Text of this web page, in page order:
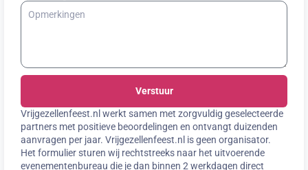
Verstuur
Vrijgezellenfeest.nl werkt samen met zorgvuldig geselecteerde
partners met positieve beoordelingen en ontvangt duizenden
aanvragen per jaar. Vrijgezellenfeest.nl is geen organisator.
Het formulier sturen wij rechtstreeks naar het uitvoerende
evenementenbureau die je dan binnen 2 werkdagen direct